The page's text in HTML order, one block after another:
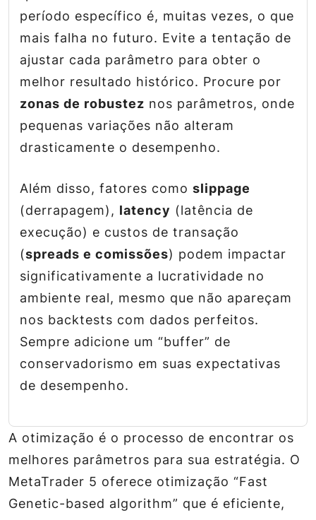
período específico é, muitas vezes, o que
mais falha no futuro. Evite a tentação de
ajustar cada parâmetro para obter o
melhor resultado histórico. Procure por
zonas de robustez nos parâmetros, onde
pequenas variações não alteram
drasticamente o desempenho.
Além disso, fatores como slippage
(derrapagem), latency (latência de
execução) e custos de transação
(spreads e comissões) podem impactar
significativamente a lucratividade no
ambiente real, mesmo que não apareçam
nos backtests com dados perfeitos.
Sempre adicione um “buffer” de
conservadorismo em suas expectativas
de desempenho.
A otimização é o processo de encontrar os
melhores parâmetros para sua estratégia. O
MetaTrader 5 oferece otimização “Fast
Genetic-based algorithm” que é eficiente,